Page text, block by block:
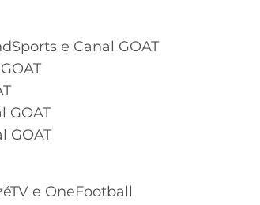
e Canal GOAT
GOAT
GOAT
e OneFootball